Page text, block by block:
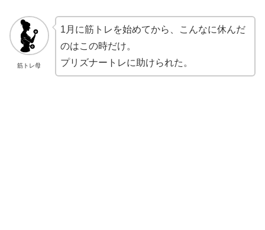
筋トレ母
1月に筋トレを始めてから、こんなに休んだ
のはこの時だけ。
プリズナートレに助けられた。